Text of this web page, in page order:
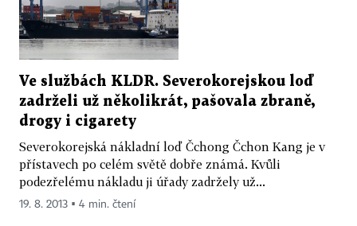
Ve službách KLDR. Severokorejskou loď
zadrželi už několikrát, pašovala zbraně,
drogy i cigarety
Severokorejská nákladní loď Čchong Čchon Kang je v
přístavech po celém světě dobře známá. Kvůli
podezřelému nákladu ji úřady zadržely už...
19. 8. 2013 ▪ 4 min. čtení